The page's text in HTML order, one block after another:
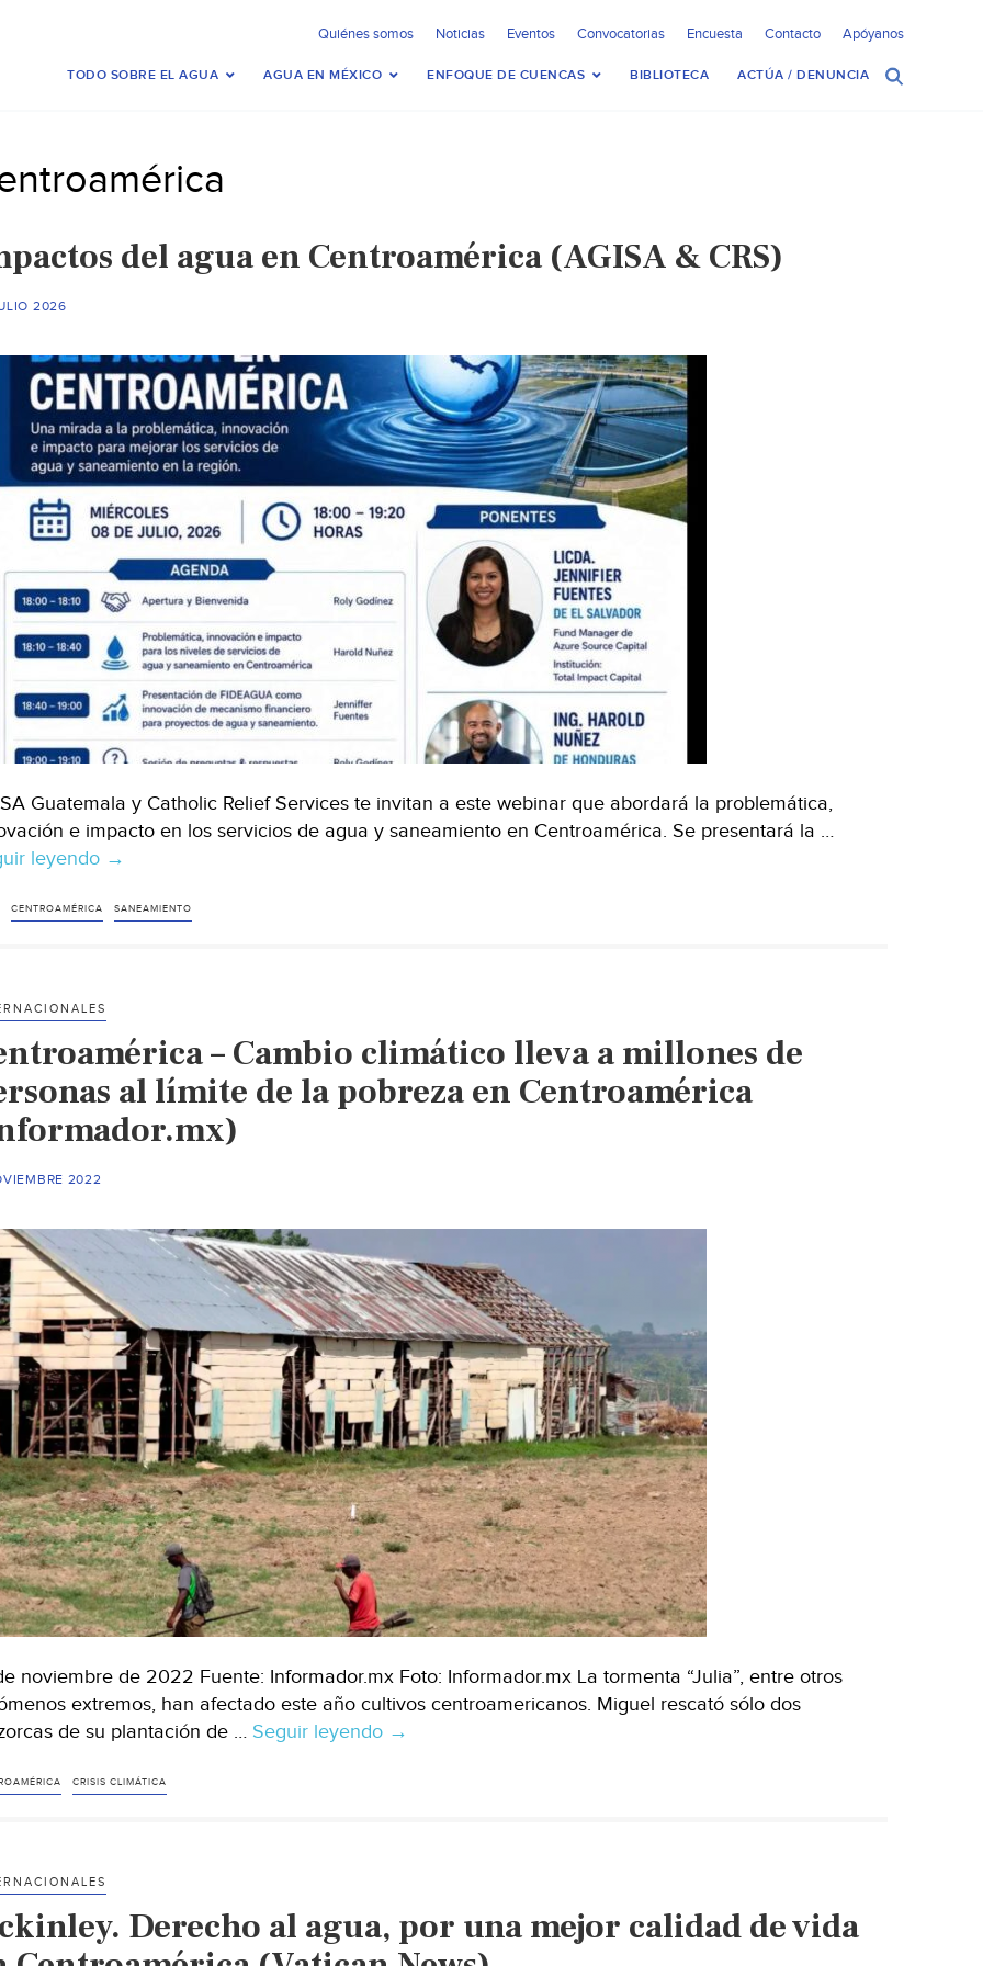
Quiénes somos Noticias Eventos Convocatorias Encuesta Contacto Apóyanos
TODO SOBRE EL AGUA AGUA EN MÉXICO ENFOQUE DE CUENCAS BIBLIOTECA ACTÚA / DENUNCIA
del agua en Centroamérica (AGISA & CRS)
2026
Guatemala y Catholic Relief Services te invitan a este webinar que abordará la problemática,
e impacto en los servicios de agua y saneamiento en Centroamérica. Se presentará la …
leyendo Impactos
agua
&
CRS)
→
CENTROAMÉRICA SANEAMIENTO
– Cambio climático lleva a millones de
al límite de la pobreza en Centroamérica
2022
noviembre de 2022 Fuente: Informador.mx Foto: Informador.mx La tormenta “Julia”, entre otros
extremos, han afectado este año cultivos centroamericanos. Miguel rescató sólo dos
de su plantación de … Seguir leyendo Centroamérica
de
personas
→
CRISIS CLIMÁTICA
Derecho al agua, por una mejor calidad de vida